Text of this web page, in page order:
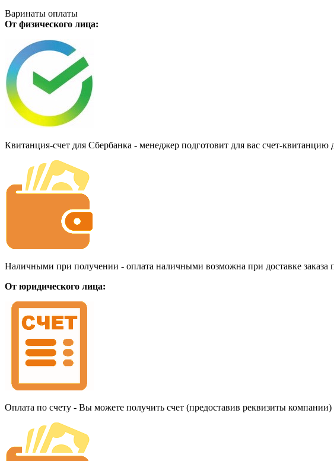
Варинаты оплаты
От физического лица:
Квитанция-счет для Сбербанка - менеджер подготовит для вас счет-
Наличными при получении - оплата наличными возможна при доставке
От юридического лица:
Оплата по счету - Вы можете получить счет (предоставив реквизиты